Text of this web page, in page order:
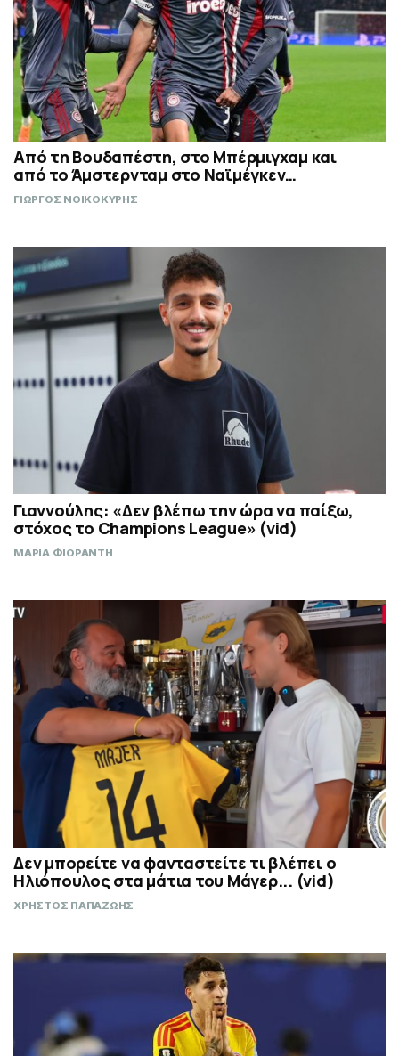
Από τη Βουδαπέστη, στο Μπέρμιγχαμ και
από το Άμστερνταμ στο Ναϊμέγκεν…
ΓΙΩΡΓΟΣ ΝΟΙΚΟΚΥΡΗΣ
Γιαννούλης: «Δεν βλέπω την ώρα να παίξω,
στόχος το Champions League» (vid)
ΜΑΡΙΑ ΦΙΟΡΑΝΤΗ
Δεν μπορείτε να φανταστείτε τι βλέπει ο
Ηλιόπουλος στα μάτια του Μάγερ... (vid)
ΧΡΗΣΤΟΣ ΠΑΠΑΖΩΗΣ